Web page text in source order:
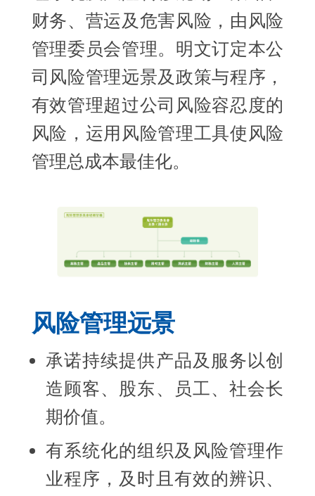
财务、营运及危害风险，由风险
管理委员会管理。明文订定本公
司风险管理远景及政策与程序，
有效管理超过公司风险容忍度的
风险，运用风险管理工具使风险
管理总成本最佳化。
风险管理远景
承诺持续提供产品及服务以创
造顾客、股东、员工、社会长
期价值。
有系统化的组织及风险管理作
业程序，及时且有效的辨识、